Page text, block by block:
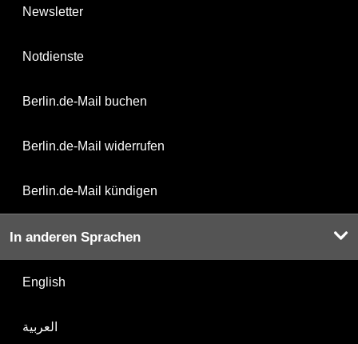
Newsletter
Notdienste
Berlin.de-Mail buchen
Berlin.de-Mail widerrufen
Berlin.de-Mail kündigen
In anderen Sprachen
English
العربية